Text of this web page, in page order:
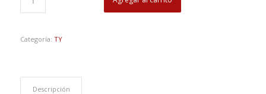
Categoría: TY
Descripción